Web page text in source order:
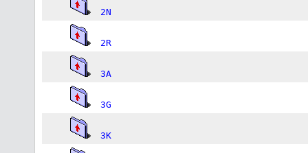
2N
2R
3A
3G
3K